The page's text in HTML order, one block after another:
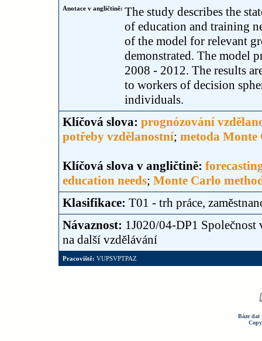
Anotace v angličtině: The study describes the
of education and training
of the model for relevant
demonstrated. The model
2008 - 2012. The results
to workers of decision
individuals.
Klíčová slova: prognózování
potřeby vzdělanostní; metoda Monte
Klíčová slova v angličtině:
education needs; Monte Carlo
Klasifikace: T01 - trh práce,
Návaznost: 1J020/04-DP1
na další vzdělávání
Pracoviště: VUPSVPTPAZ
Báze dat